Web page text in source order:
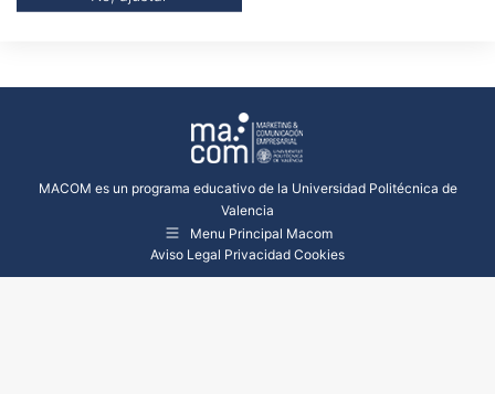
MACOM es un programa educativo de la Universidad Politécnica de
Valencia
Menu Principal Macom
Aviso Legal Privacidad Cookies